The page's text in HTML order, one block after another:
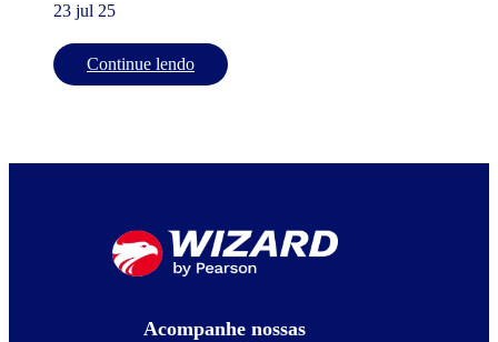
23 jul 25
Continue lendo
Acompanhe nossas